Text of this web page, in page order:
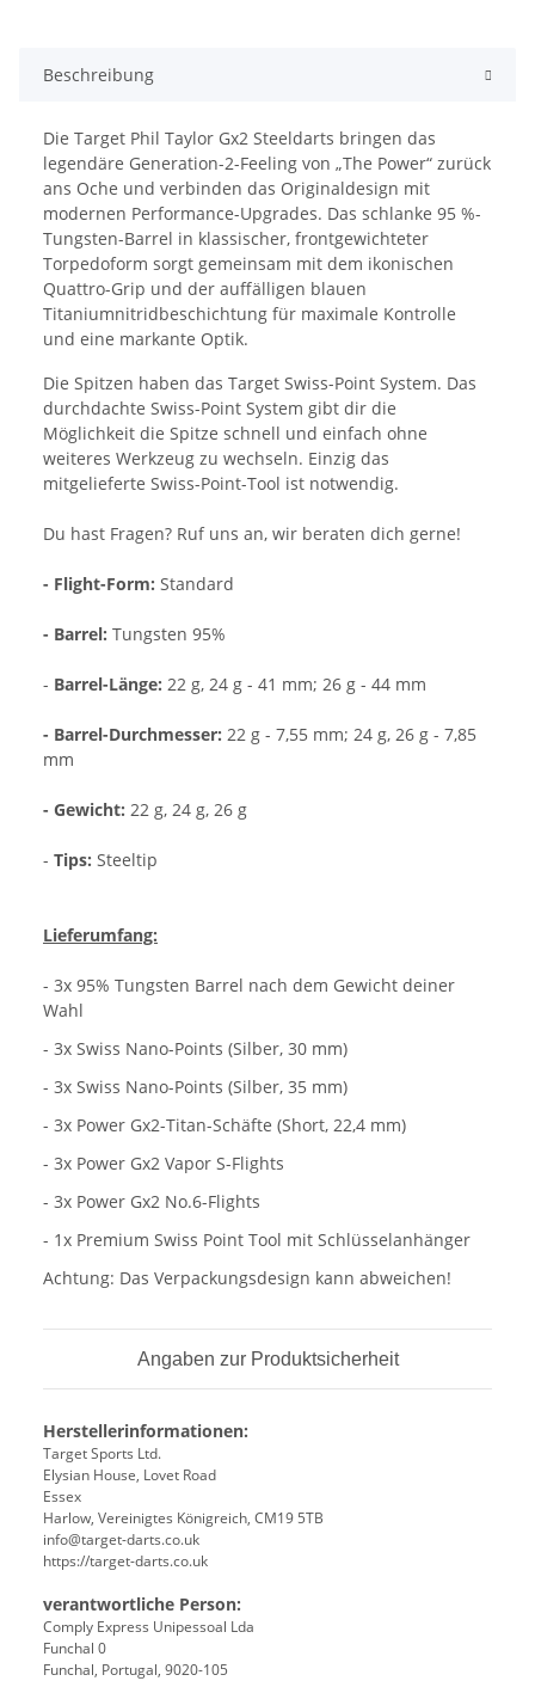
Beschreibung
Die Target Phil Taylor Gx2 Steeldarts bringen das
legendäre Generation-2-Feeling von „The Power“ zurück
ans Oche und verbinden das Originaldesign mit
modernen Performance-Upgrades. Das schlanke 95 %-
Tungsten-Barrel in klassischer, frontgewichteter
Torpedoform sorgt gemeinsam mit dem ikonischen
Quattro-Grip und der auffälligen blauen
Titaniumnitridbeschichtung für maximale Kontrolle
und eine markante Optik.
Die Spitzen haben das Target Swiss-Point System. Das
durchdachte Swiss-Point System gibt dir die
Möglichkeit die Spitze schnell und einfach ohne
weiteres Werkzeug zu wechseln. Einzig das
mitgelieferte Swiss-Point-Tool ist notwendig.
Du hast Fragen? Ruf uns an, wir beraten dich gerne!
- Flight-Form: Standard
- Barrel: Tungsten 95%
- Barrel-Länge: 22 g, 24 g - 41 mm; 26 g - 44 mm
- Barrel-Durchmesser: 22 g - 7,55 mm; 24 g, 26 g - 7,85
mm
- Gewicht: 22 g, 24 g, 26 g
- Tips: Steeltip
Lieferumfang:
- 3x 95% Tungsten Barrel nach dem Gewicht deiner
Wahl
- 3x Swiss Nano-Points (Silber, 30 mm)
- 3x Swiss Nano-Points (Silber, 35 mm)
- 3x Power Gx2-Titan-Schäfte (Short, 22,4 mm)
- 3x Power Gx2 Vapor S-Flights
- 3x Power Gx2 No.6-Flights
- 1x Premium Swiss Point Tool mit Schlüsselanhänger
Achtung: Das Verpackungsdesign kann abweichen!
Angaben zur Produktsicherheit
Herstellerinformationen:
Target Sports Ltd.
Elysian House, Lovet Road
Essex
Harlow, Vereinigtes Königreich, CM19 5TB
info@target-darts.co.uk
https://target-darts.co.uk
verantwortliche Person:
Comply Express Unipessoal Lda
Funchal 0
Funchal, Portugal, 9020-105